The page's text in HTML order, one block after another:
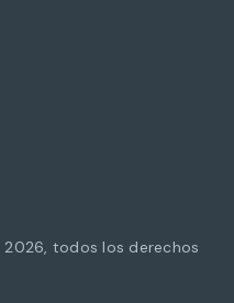
2026, todos los derechos